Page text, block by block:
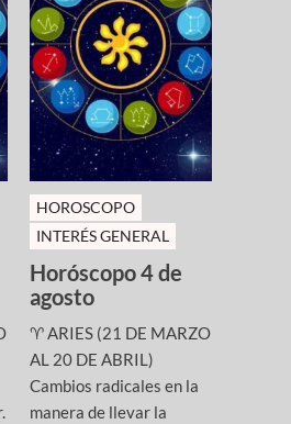
HOROSCOPO
INTERÉS GENERAL
Horóscopo 4 de
agosto
♈ ARIES (21 DE MARZO
AL 20 DE ABRIL)
Cambios radicales en la
manera de llevar la